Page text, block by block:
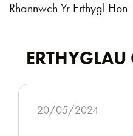
Rhannwch Yr Erthygl Hon
ERTHYGLAU
20/05/2024